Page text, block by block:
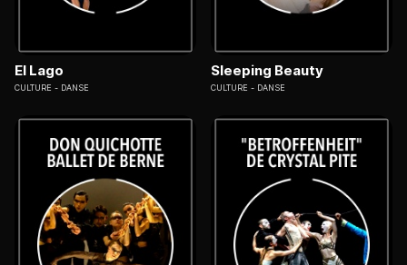
El Lago
CULTURE DANSE
Sleeping Beauty
CULTURE DANSE